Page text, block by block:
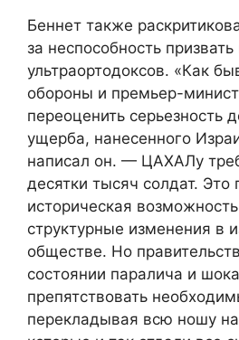
Беннет также
за неспособность
ультраортодоксов. «Как
обороны и премьер-
переоценить серьезность
ущерба, нанесенного
написал он. — ЦАХАЛу
десятки тысяч солдат. Это
историческая
структурные изменения в
обществе. Но
состоянии паралича и
препятствовать
перекладывая всю ношу на